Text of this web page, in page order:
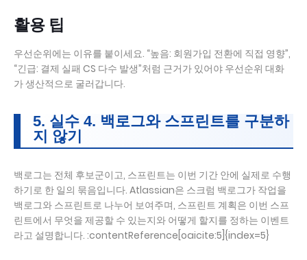
활용 팁
우선순위에는 이유를 붙이세요. “높음: 회원가입 전환에 직접 영향”,
“긴급: 결제 실패 CS 다수 발생”처럼 근거가 있어야 우선순위 대화
가 생산적으로 굴러갑니다.
5. 실수 4. 백로그와 스프린트를 구분하
지 않기
백로그는 전체 후보군이고, 스프린트는 이번 기간 안에 실제로 수행
하기로 한 일의 묶음입니다. Atlassian은 스크럼 백로그가 작업을
백로그와 스프린트로 나누어 보여주며, 스프린트 계획은 이번 스프
린트에서 무엇을 제공할 수 있는지와 어떻게 할지를 정하는 이벤트
라고 설명합니다. :contentReference[oaicite:5]{index=5}